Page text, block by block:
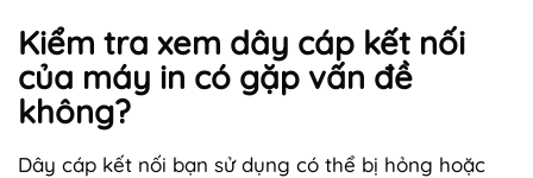
Kiểm tra xem dây cáp kết nối
của máy in có gặp vấn đề
không?
Dây cáp kết nối bạn sử dụng có thể bị hỏng hoặc